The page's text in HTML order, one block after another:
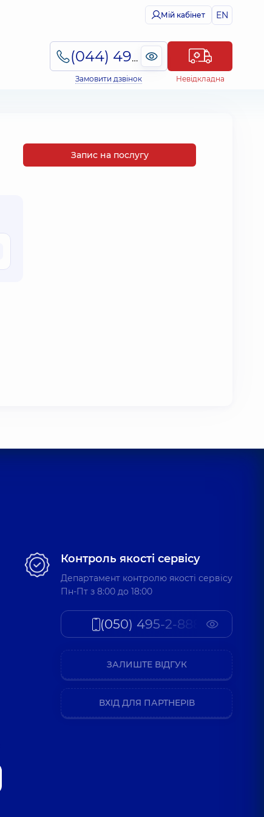
Мій кабінет EN
(044) 495-2-888
Замовити дзвінок Невідкладна
Запис на послугу
Контроль якості сервісу
Департамент контролю якості сервісу
Пн-Пт з 8:00 до 18:00
(050) 495-2-888
ЗАЛИШТЕ ВІДГУК
ВХІД ДЛЯ ПАРТНЕРІВ